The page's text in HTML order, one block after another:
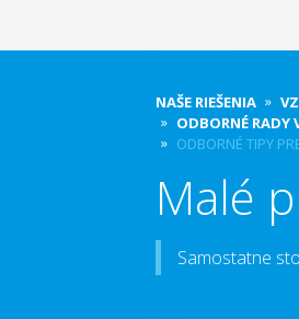
NAŠE RIEŠENIA
ODBORNÉ RADY
ODBORNÉ TIPY
Malé
Samostatne